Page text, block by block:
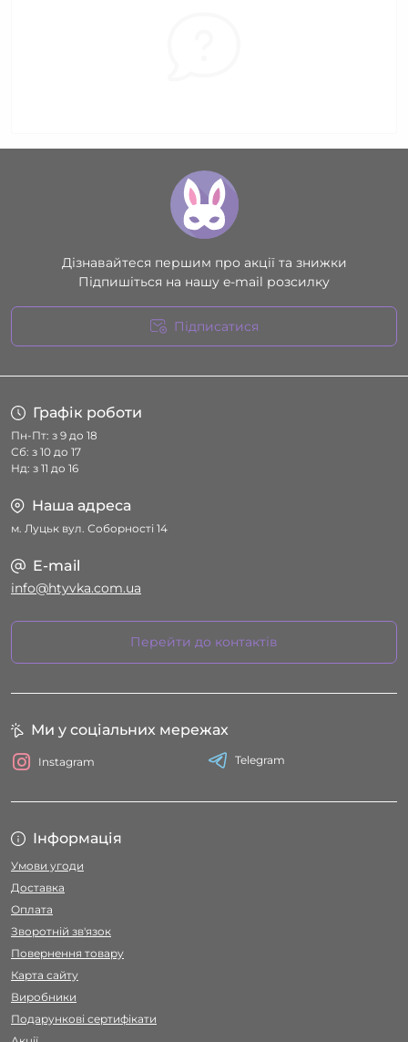
Дізнавайтеся першим про акції та знижки
Підпишіться на нашу e-mail розсилку
Підписатися
Графік роботи
Пн-Пт: з 9 до 18
Сб: з 10 до 17
Нд: з 11 до 16
Наша адреса
м. Луцьк вул. Соборності 14
E-mail
info@htyvka.com.ua
Перейти до контактів
Інформація
Умови угоди
Доставка
Оплата
Зворотній зв'язок
Повернення товару
Карта сайту
Виробники
Подарункові сертифікати
Ми у соціальних мережах
Instagram Telegram